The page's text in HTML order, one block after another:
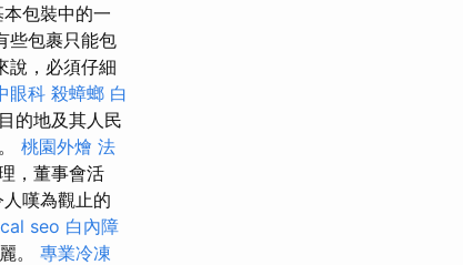
包裝中的一
些包裹只能包
說，必須仔細
眼科 殺蟑螂 白
的地及其人民
桃園外燴 法
，董事會活
嘆為觀止的
seo 白內障
。 專業冷凍